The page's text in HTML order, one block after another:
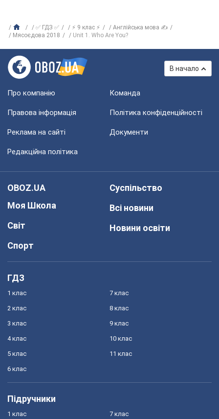
✅ ГДЗ ✅ ⚡ 9 клас ⚡
Англійська мова ✍
Мясоєдова 2018
Unit 1. Who Are You?
В начало
Про компанію Команда
Правова інформація Політика конфіденційності
Реклама на сайті Документи
Редакційна політика
OBOZ.UA
Моя Школа
Світ
Спорт
Суспільство
Всі новини
Новини освіти
ГДЗ
1 клас
2 клас
3 клас
4 клас
5 клас
6 клас
7 клас
8 клас
9 клас
10 клас
11 клас
Підручники
1 клас 7 клас